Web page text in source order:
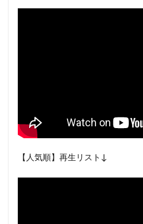
【人気順】再生リスト↓